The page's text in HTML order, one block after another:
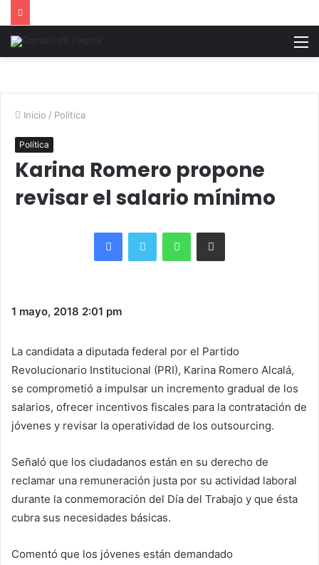
Inicio / Política
Política
Karina Romero propone
revisar el salario mínimo
FacebookTwitter WhatsAppShare via Email
1 mayo, 2018 2:01 pm
La candidata a diputada federal por el Partido
Revolucionario Institucional (PRI), Karina Romero Alcalá,
se comprometió a impulsar un incremento gradual de los
salarios, ofrecer incentivos fiscales para la contratación de
jóvenes y revisar la operatividad de los outsourcing.
Señaló que los ciudadanos están en su derecho de
reclamar una remuneración justa por su actividad laboral
durante la conmemoración del Día del Trabajo y que ésta
cubra sus necesidades básicas.
Comentó que los jóvenes están demandado